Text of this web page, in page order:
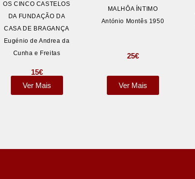
OS CINCO CASTELOS
DA FUNDAÇÃO DA
CASA DE BRAGANÇA
Eugénio de Andrea da
Cunha e Freitas
15€
Ver Mais
MALHÔA ÍNTIMO
António Montês 1950
25€
Ver Mais